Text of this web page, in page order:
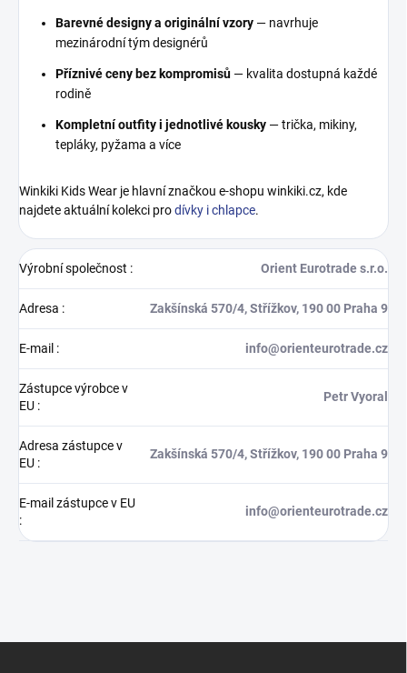
Barevné designy a originální vzory — navrhuje
mezinárodní tým designérů
Příznivé ceny bez kompromisů — kvalita dostupná každé
rodině
Kompletní outfity i jednotlivé kousky — trička, mikiny,
tepláky, pyžama a více
Winkiki Kids Wear je hlavní značkou e-shopu winkiki.cz, kde
najdete aktuální kolekci prodívky i chlapce.
Výrobní společnost : Orient Eurotrade s.r.o.
Adresa : Zakšínská 570/4, Střížkov, 190 00 Praha 9
E-mail : info@orienteurotrade.cz
Zástupce výrobce v
EU :
Petr Vyoral
Adresa zástupce v
EU :
Zakšínská 570/4, Střížkov, 190 00 Praha 9
E-mail zástupce v EU
:
info@orienteurotrade.cz